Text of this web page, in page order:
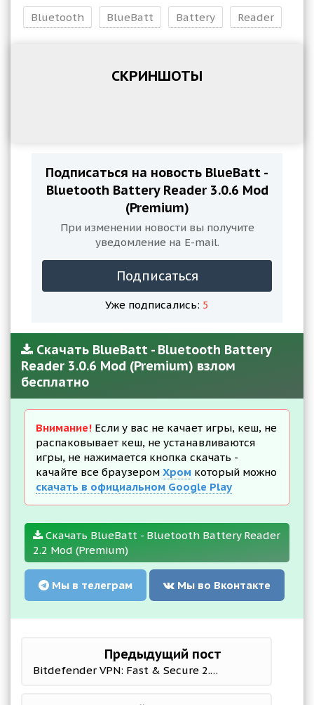
Bluetooth BlueBatt Battery Reader
СКРИНШОТЫ
Подписаться на новость BlueBatt -
Bluetooth Battery Reader 3.0.6 Mod
(Premium)
При изменении новости вы получите
уведомление на E-mail.
Подписаться
Уже подписались: 5
Скачать BlueBatt - Bluetooth Battery
Reader 3.0.6 Mod (Premium) взлом
бесплатно
Внимание! Если у вас не качает игры, кеш, не
распаковывает кеш, не устанавливаются
игры, не нажимается кнопка скачать -
качайте все браузером Хром который можно
скачать в официальном Google Play
Скачать BlueBatt - Bluetooth Battery Reader
2.2 Mod (Premium)
Мы в телеграм Мы во Вконтакте
Предыдущий пост
Bitdefender VPN: Fast & Secure 2.0.1.124 Mod (Unlocked)